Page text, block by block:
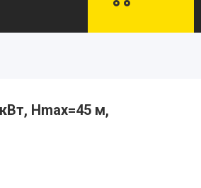
Нmax=45 м,